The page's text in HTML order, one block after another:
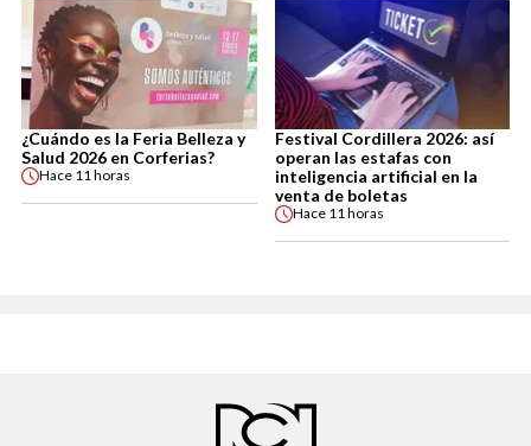
¿Cuándo es la Feria Belleza y
Salud 2026 en Corferias?
Hace 11 horas
Festival Cordillera 2026: así
operan las estafas con
inteligencia artificial en la
venta de boletas
Hace 11 horas